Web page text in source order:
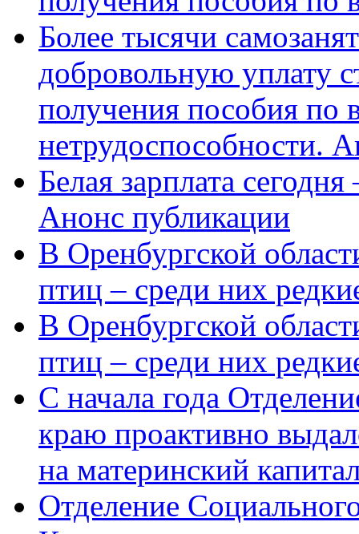
Более тысячи
добровольную уплату
получения пособия по
нетрудоспособности.
Белая зарплата
Анонс публикации
В Оренбургской
птиц – среди них
В Оренбургской
птиц – среди них
С начала года
краю проактивно
на материнский
Отделение